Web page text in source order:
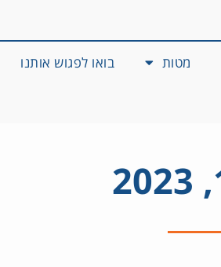
מטות בואו לפגוש אותנו